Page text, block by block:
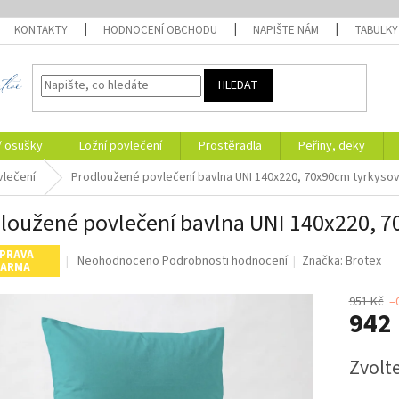
KONTAKTY HODNOCENÍ OBCHODU NAPIŠTE NÁM TABULKY
HLEDAT
osušky Ložní povlečení Prostěradla Peřiny, deky
Prodloužené povlečení bavlna UNI 140x220, 70x90cm
povlečení bavlna UNI 140x220,
Průměrné
0,0
Neohodnoceno Podrobnosti hodnocení Značka:Brotex
951 Kč
942
cena: